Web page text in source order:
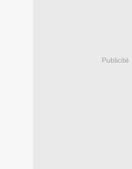
Publicité